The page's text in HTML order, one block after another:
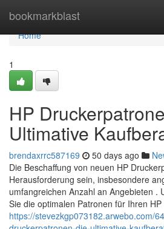
bookmarkblast
Home
Home
1
HP
Ultimative
brendaxrrc587169 50 days ago
Die Beschaffung von neuen HP
Herausforderung sein, insbesondere
umfangreichen Anzahl an Angebieten .
Sie die optimalen Patronen für Ihren HP
https://stevezkgp073182.arwebo.com/